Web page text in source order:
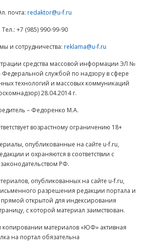
почта: redaktor@u-f.ru
Тел.: +7 (985) 990-99-90
и сотрудничества: reklama@u-f.ru
средства массовой информации ЭЛ №
службой по надзору в сфере
технологий и массовых коммуникаций
28.04.2014 г.
– Федоренко М.А.
возрастному ограничению 18+
опубликованные на сайте u-f.ru,
и охраняются в соответствии с
законодательством РФ.
опубликованных на сайте u-f.ru,
разрешения редакции портала и
прямой открытой для индексирования
с которой материал заимствован.
материалов «ЮФ» активная
на портал обязательна